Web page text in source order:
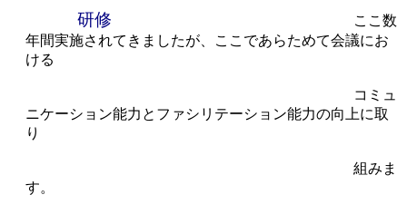
研修
ここ数
年間実施されてきましたが、ここであらためて会議にお
ける
コミュ
ニケーション能力とファシリテーション能力の向上に取
り
組みま
す。